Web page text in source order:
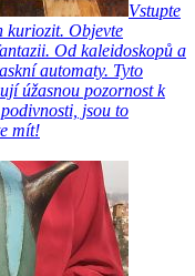
Vstupte
kuriozit. Objevte
Od kaleidoskopů a
automaty. Tyto
úžasnou pozornost k
jsou to
mít!